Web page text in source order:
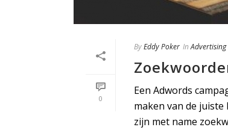
0
ByEddy Poker In Advertising
Een Adwords
maken van de
zijn met name